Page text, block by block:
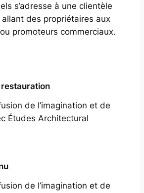
s’adresse à une clientèle
des propriétaires aux
promoteurs commerciaux.
de l’imagination et de
Études Architectural
de l’imagination et de